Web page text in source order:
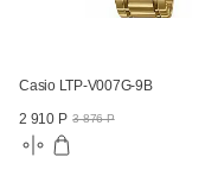
Casio LTP-V007G-9B
2 910 Р 3 876 Р